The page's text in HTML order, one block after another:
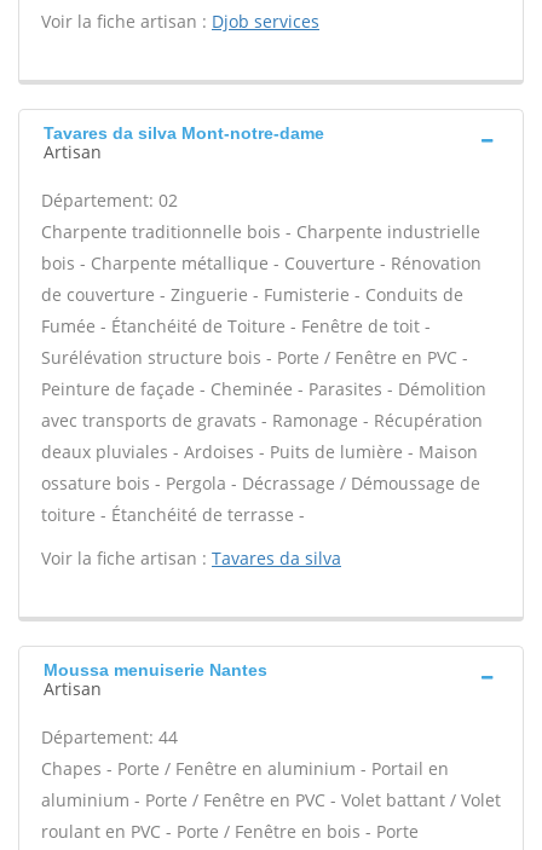
Voir la fiche artisan : Djob services
Tavares da silva Mont-notre-dame
Artisan
Département: 02
Charpente traditionnelle bois - Charpente industrielle
bois - Charpente métallique - Couverture - Rénovation
de couverture - Zinguerie - Fumisterie - Conduits de
Fumée - Étanchéité de Toiture - Fenêtre de toit -
Surélévation structure bois - Porte / Fenêtre en PVC -
Peinture de façade - Cheminée - Parasites - Démolition
avec transports de gravats - Ramonage - Récupération
deaux pluviales - Ardoises - Puits de lumière - Maison
ossature bois - Pergola - Décrassage / Démoussage de
toiture - Étanchéité de terrasse -
Voir la fiche artisan : Tavares da silva
Moussa menuiserie Nantes
Artisan
Département: 44
Chapes - Porte / Fenêtre en aluminium - Portail en
aluminium - Porte / Fenêtre en PVC - Volet battant / Volet
roulant en PVC - Porte / Fenêtre en bois - Porte